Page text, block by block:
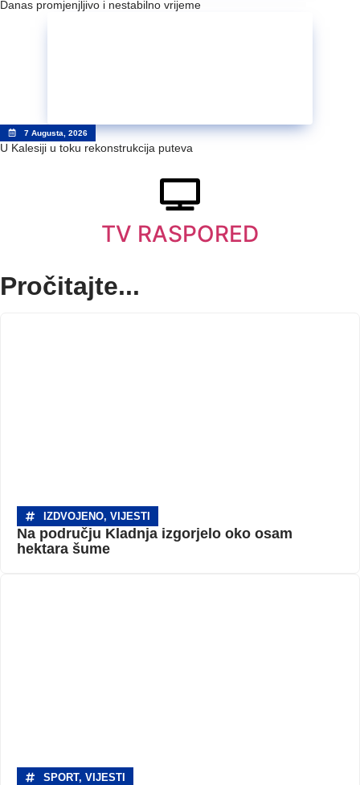
Danas promjenjljivo i nestabilno vrijeme
7 Augusta, 2026
U Kalesiji u toku rekonstrukcija puteva
TV RASPORED
Pročitajte...
IZDVOJENO, VIJESTI
Na području Kladnja izgorjelo oko osam
hektara šume
SPORT, VIJESTI